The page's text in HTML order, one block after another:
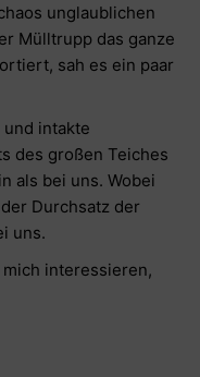
unglaublichen
Mülltrupp das ganze
sah es ein paar
intakte
des großen Teiches
als bei uns. Wobei
Durchsatz der
uns.
interessieren,